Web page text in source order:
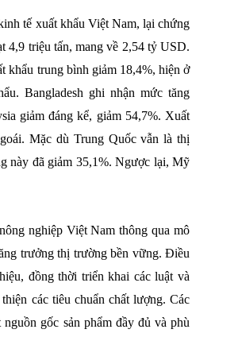
tế xuất khẩu Việt Nam, lại chứng
4,9 triệu tấn, mang về 2,54 tỷ USD.
khẩu trung bình giảm 18,4%, hiện ở
Bangladesh ghi nhận mức tăng
giảm đáng kể, giảm 54,7%. Xuất
Mặc dù Trung Quốc vẫn là thị
này đã giảm 35,1%. Ngược lại, Mỹ
nghiệp Việt Nam thông qua mô
trưởng thị trường bền vững. Điều
đồng thời triển khai các luật và
các tiêu chuẩn chất lượng. Các
gốc sản phẩm đầy đủ và phù